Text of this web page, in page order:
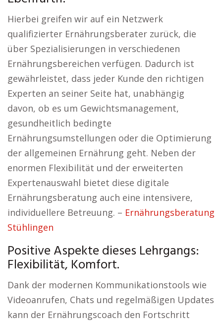
Hierbei greifen wir auf ein Netzwerk
qualifizierter Ernährungsberater zurück, die
über Spezialisierungen in verschiedenen
Ernährungsbereichen verfügen. Dadurch ist
gewährleistet, dass jeder Kunde den richtigen
Experten an seiner Seite hat, unabhängig
davon, ob es um Gewichtsmanagement,
gesundheitlich bedingte
Ernährungsumstellungen oder die Optimierung
der allgemeinen Ernährung geht. Neben der
enormen Flexibilität und der erweiterten
Expertenauswahl bietet diese digitale
Ernährungsberatung auch eine intensivere,
individuellere Betreuung. – Ernährungsberatung
Stühlingen
Positive Aspekte dieses Lehrgangs:
Flexibilität, Komfort.
Dank der modernen Kommunikationstools wie
Videoanrufen, Chats und regelmäßigen Updates
kann der Ernährungscoach den Fortschritt